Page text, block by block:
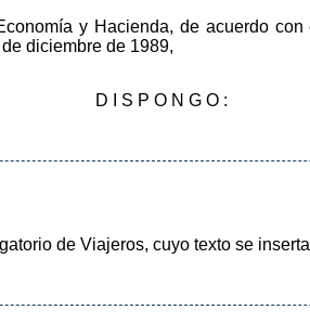
y Hacienda, de acuerdo
diciembre de 1989,
D I S P O N G O :
de Viajeros, cuyo texto se